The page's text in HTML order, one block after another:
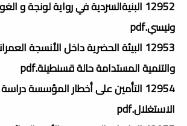
12952 البنيةالسردية في رواية لونجة و
ونيسي.pdf
12953 البيئة الحضرية داخل الأنسجة
والتنمية المستدامة حالة قسنطينة.pdf
12954 التأمين على أخطار المؤسسة
الاستغلال.pdf